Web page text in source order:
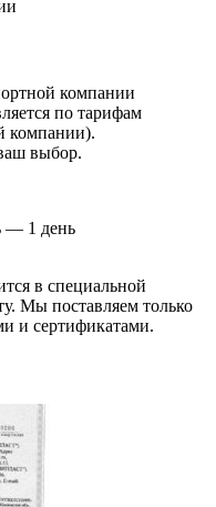
компании
по тарифам
компании).
выбор.
— 1 день
в специальной
Мы поставляем только
и сертификатами.